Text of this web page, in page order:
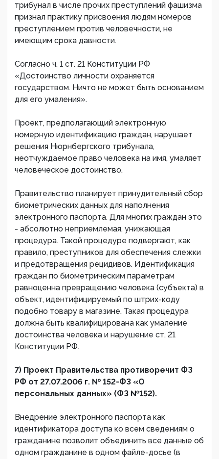
трибунал в числе прочих преступлений фашизма
признал практику присвоения людям номеров
преступлением против человечности, не
имеющим срока давности.
Согласно ч. 1 ст. 21 Конституции РФ
«Достоинство личности охраняется
государством. Ничто не может быть основанием
для его умаления».
Проект, предполагающий электронную
номерную идентификацию граждан, нарушает
решения Нюрнбергского трибунала,
неотчуждаемое право человека на имя, умаляет
человеческое достоинство.
Правительство планирует принудительный сбор
биометрических данных для наполнения
электронного паспорта. Для многих граждан это
- абсолютно неприемлемая, унижающая
процедура. Такой процедуре подвергают, как
правило, преступников для обеспечения слежки
и предотвращения рецидивов. Идентификация
граждан по биометрическим параметрам
равноценна превращению человека (субъекта) в
объект, идентифицируемый по штрих-коду
подобно товару в магазине. Такая процедура
должна быть квалифицирована как умаление
достоинства человека и нарушение ст. 21
Конституции РФ.
7) Проект Правительства противоречит ФЗ
РФ от 27.07.2006 г. № 152-ФЗ «О
персональных данных» (ФЗ №152).
Внедрение электронного паспорта как
идентификатора доступа ко всем сведениям о
гражданине позволит объединить все данные об
одном гражданине в одном файле-досье (в